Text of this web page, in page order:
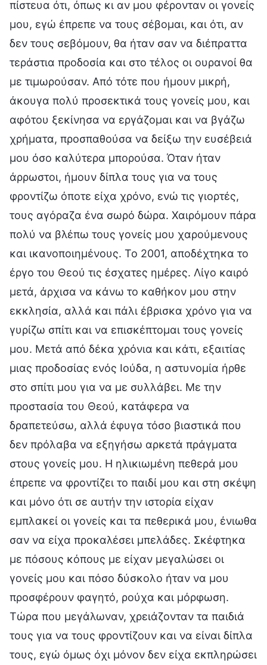
πίστευα ότι, όπως κι αν μου φέρονταν οι γονείς
μου, εγώ έπρεπε να τους σέβομαι, και ότι, αν
δεν τους σεβόμουν, θα ήταν σαν να διέπραττα
τεράστια προδοσία και στο τέλος οι ουρανοί θα
με τιμωρούσαν. Από τότε που ήμουν μικρή,
άκουγα πολύ προσεκτικά τους γονείς μου, και
αφότου ξεκίνησα να εργάζομαι και να βγάζω
χρήματα, προσπαθούσα να δείξω την ευσέβειά
μου όσο καλύτερα μπορούσα. Όταν ήταν
άρρωστοι, ήμουν δίπλα τους για να τους
φροντίζω όποτε είχα χρόνο, ενώ τις γιορτές,
τους αγόραζα ένα σωρό δώρα. Χαιρόμουν πάρα
πολύ να βλέπω τους γονείς μου χαρούμενους
και ικανοποιημένους. Το 2001, αποδέχτηκα το
έργο του Θεού τις έσχατες ημέρες. Λίγο καιρό
μετά, άρχισα να κάνω το καθήκον μου στην
εκκλησία, αλλά και πάλι έβρισκα χρόνο για να
γυρίζω σπίτι και να επισκέπτομαι τους γονείς
μου. Μετά από δέκα χρόνια και κάτι, εξαιτίας
μιας προδοσίας ενός Ιούδα, η αστυνομία ήρθε
στο σπίτι μου για να με συλλάβει. Με την
προστασία του Θεού, κατάφερα να
δραπετεύσω, αλλά έφυγα τόσο βιαστικά που
δεν πρόλαβα να εξηγήσω αρκετά πράγματα
στους γονείς μου. Η ηλικιωμένη πεθερά μου
έπρεπε να φροντίζει το παιδί μου και στη σκέψη
και μόνο ότι σε αυτήν την ιστορία είχαν
εμπλακεί οι γονείς και τα πεθερικά μου, ένιωθα
σαν να είχα προκαλέσει μπελάδες. Σκέφτηκα
με πόσους κόπους με είχαν μεγαλώσει οι
γονείς μου και πόσο δύσκολο ήταν να μου
προσφέρουν φαγητό, ρούχα και μόρφωση.
Τώρα που μεγάλωναν, χρειάζονταν τα παιδιά
τους για να τους φροντίζουν και να είναι δίπλα
τους, εγώ όμως όχι μόνον δεν είχα εκπληρώσει